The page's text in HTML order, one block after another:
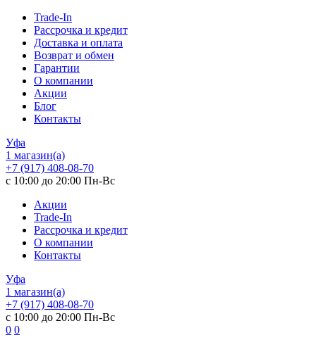
Trade-In
Рассрочка и кредит
Доставка и оплата
Возврат и обмен
Гарантии
О компании
Акции
Блог
Контакты
Уфа
1 магазин(а)
+7 (917) 408-08-70
с 10:00 до 20:00 Пн-Вс
Акции
Trade-In
Рассрочка и кредит
О компании
Контакты
Уфа
1 магазин(а)
+7 (917) 408-08-70
с 10:00 до 20:00 Пн-Вс
0 0